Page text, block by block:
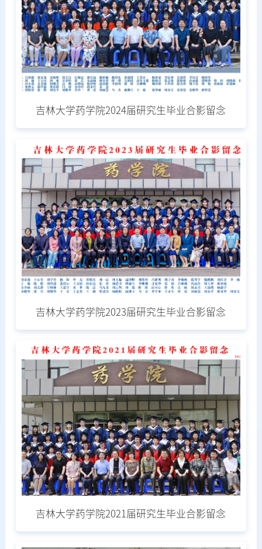
吉林大学药学院2024届研究生毕业合影留念
吉林大学药学院2023届研究生毕业合影留念
吉林大学药学院2021届研究生毕业合影留念